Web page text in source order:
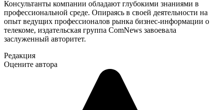
Консультанты компании обладают глубокими знаниями в
профессиональной среде. Опираясь в своей деятельности на
опыт ведущих профессионалов рынка бизнес-информации о
телекоме, издательская группа ComNews завоевала
заслуженный авторитет.
Редакция
Оцените автора